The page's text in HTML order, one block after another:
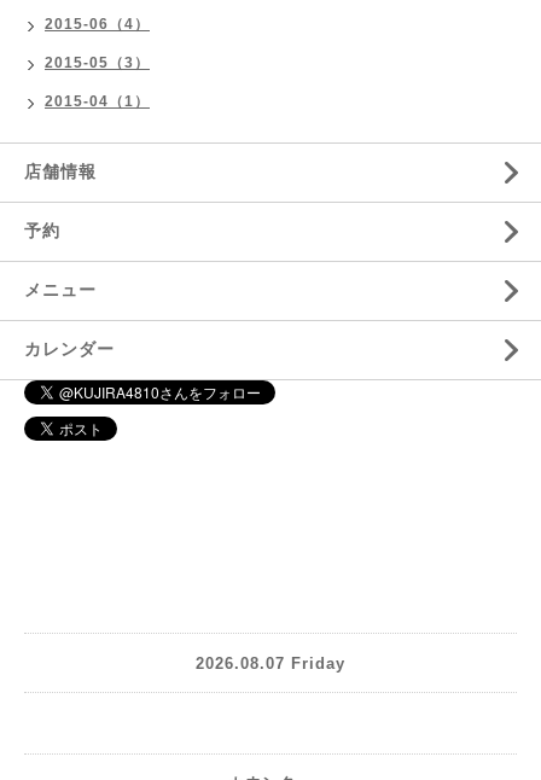
2015-06（4）
2015-05（3）
2015-04（1）
店舗情報
予約
メニュー
カレンダー
2026.08.07 Friday